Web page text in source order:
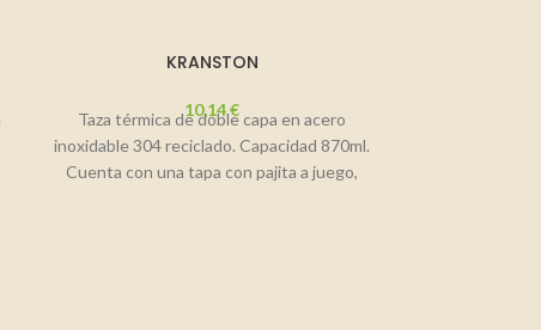
KRANSTON
10,14€
Taza térmica de doble capa en acero
inoxidable 304 reciclado. Capacidad 870ml.
Cuenta con una tapa con pajita a juego,